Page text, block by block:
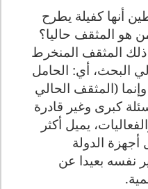
أنها كفيلة يطرح
هو المثقف حاليا؟
ذلك المثقف المنخرط
البحث، أي: الحامل
(المثقف الحالي
كبرى وغير قادرة
يميل أكثر
الدولة
نفسه بعيدا عن